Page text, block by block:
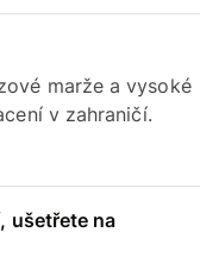
marže a vysoké
v zahraničí.
ušetřete na